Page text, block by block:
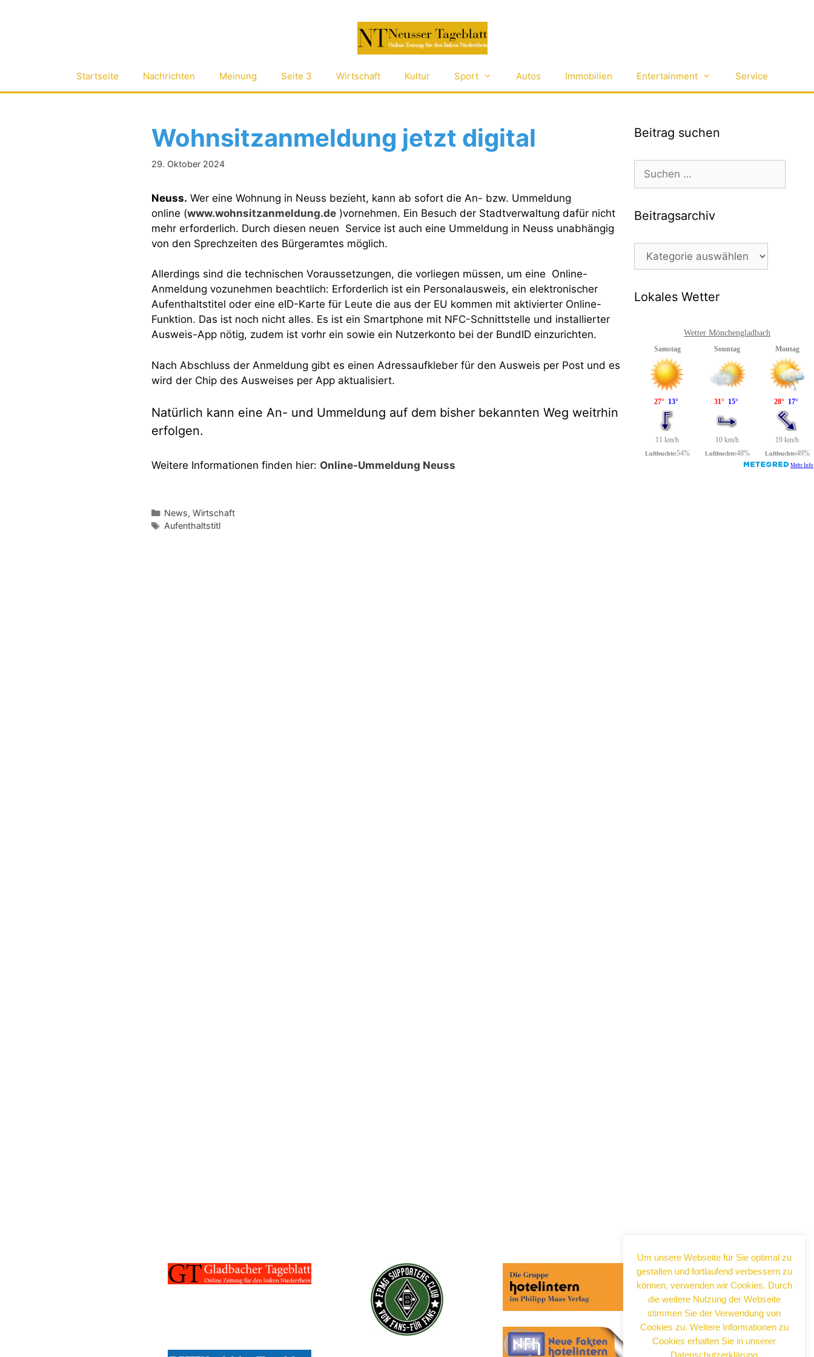
Startseite Nachrichten Meinung Seite 3 Wirtschaft Kultur Sport Autos Immobilien Entertainment Service
Wohnsitzanmeldung jetzt digital
29. Oktober 2024
Neuss. Wer eine Wohnung in Neuss bezieht, kann ab sofort die An- bzw. Ummeldung
online (www.wohnsitzanmeldung.de)vornehmen. Ein Besuch der Stadtverwaltung dafür nicht
mehr erforderlich. Durch diesen neuen Service ist auch eine Ummeldung in Neuss unabhängig
von den Sprechzeiten des Bürgeramtes möglich.
Allerdings sind die technischen Voraussetzungen, die vorliegen müssen, um eine Online-
Anmeldung vozunehmen beachtlich: Erforderlich ist ein Personalausweis, ein elektronischer
Aufenthaltstitel oder eine eID-Karte für Leute die aus der EU kommen mit aktivierter Online-
Funktion. Das ist noch nicht alles. Es ist ein Smartphone mit NFC-Schnittstelle und installierter
Ausweis-App nötig, zudem ist vorhr ein sowie ein Nutzerkonto bei der BundID einzurichten.
Nach Abschluss der Anmeldung gibt es einen Adressaufkleber für den Ausweis per Post und es
wird der Chip des Ausweises per App aktualisiert.
Natürlich kann eine An- und Ummeldung auf dem bisher bekannten Weg weitrhin
erfolgen.
Weitere Informationen finden hier: Online-Ummeldung Neuss
Wenn Sie noch mehr wissen wollen,
tragen Sie sich ein für einen kostenlosen
Newsletter und erhalten Sie vertiefende
Infos zu gesellschaftlichen
Entwicklungen, Kulinarik, Kunst und Kultur
in Neuss!
Kategorien
News,Wirtschaft
Schlagwörter
Aufenthaltstitl
Beitrag suchen
Suchen
nach:
Beitragsarchiv
Beitragsarchiv
Lokales Wetter
Wetter Mönchengladbach
Um unsere Webseite für Sie optimal zu
gestalten und fortlaufend verbessern zu
können, verwenden wir Cookies. Durch
die weitere Nutzung der Webseite
stimmen Sie der Verwendung von
Cookies zu. Weitere Informationen zu
Cookies erhalten Sie in unserer
Datenschutzerklärung